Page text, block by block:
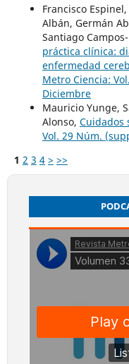
Francisco
Albán, Germán
Santiago
práctica clínica:
enfermedad
Metro Ciencia:
Diciembre
Mauricio Yunge,
Alonso, Cuidados
Vol. 29 Núm.
1 2 3 4 > >>